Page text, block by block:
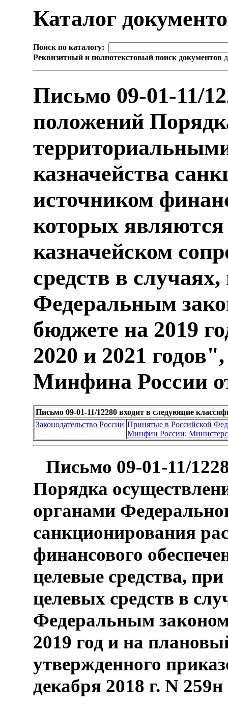
Каталог
Поиск по каталогу:
Реквизитный и полнотекстовый поиск документов
Письмо 09-01-11/
положений
казначейства
источником
которых являются
казначейском
средств в
Федеральным
бюджете на 2019
2020 и 2021
Минфина России
Письмо 09-01-11/12280 входит в следующие
Законодательство России Принятые в Российской
Минфин России;
Письмо 09-01-11/
Порядка
органами
санкционирования
финансового
целевые средства,
целевых средств в
Федеральным
2019 год и на
утвержденного
декабря 2018 г. N 259н